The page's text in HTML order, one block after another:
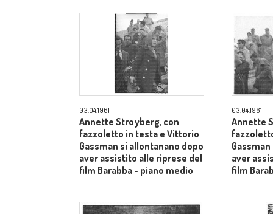
03.04.1961
Annette Stroyberg, con
fazzoletto in testa e Vittorio
Gassman si allontanano dopo
aver assistito alle riprese del
film Barabba - piano medio
03.04.1961
Annette
aver
film